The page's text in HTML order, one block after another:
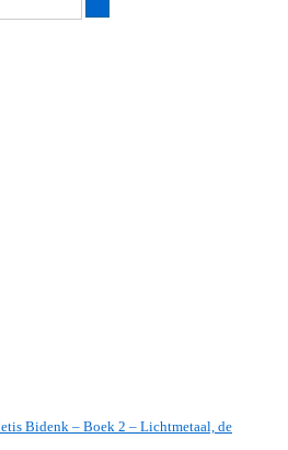
Bidenk – Boek 2 – Lichtmetaal, de